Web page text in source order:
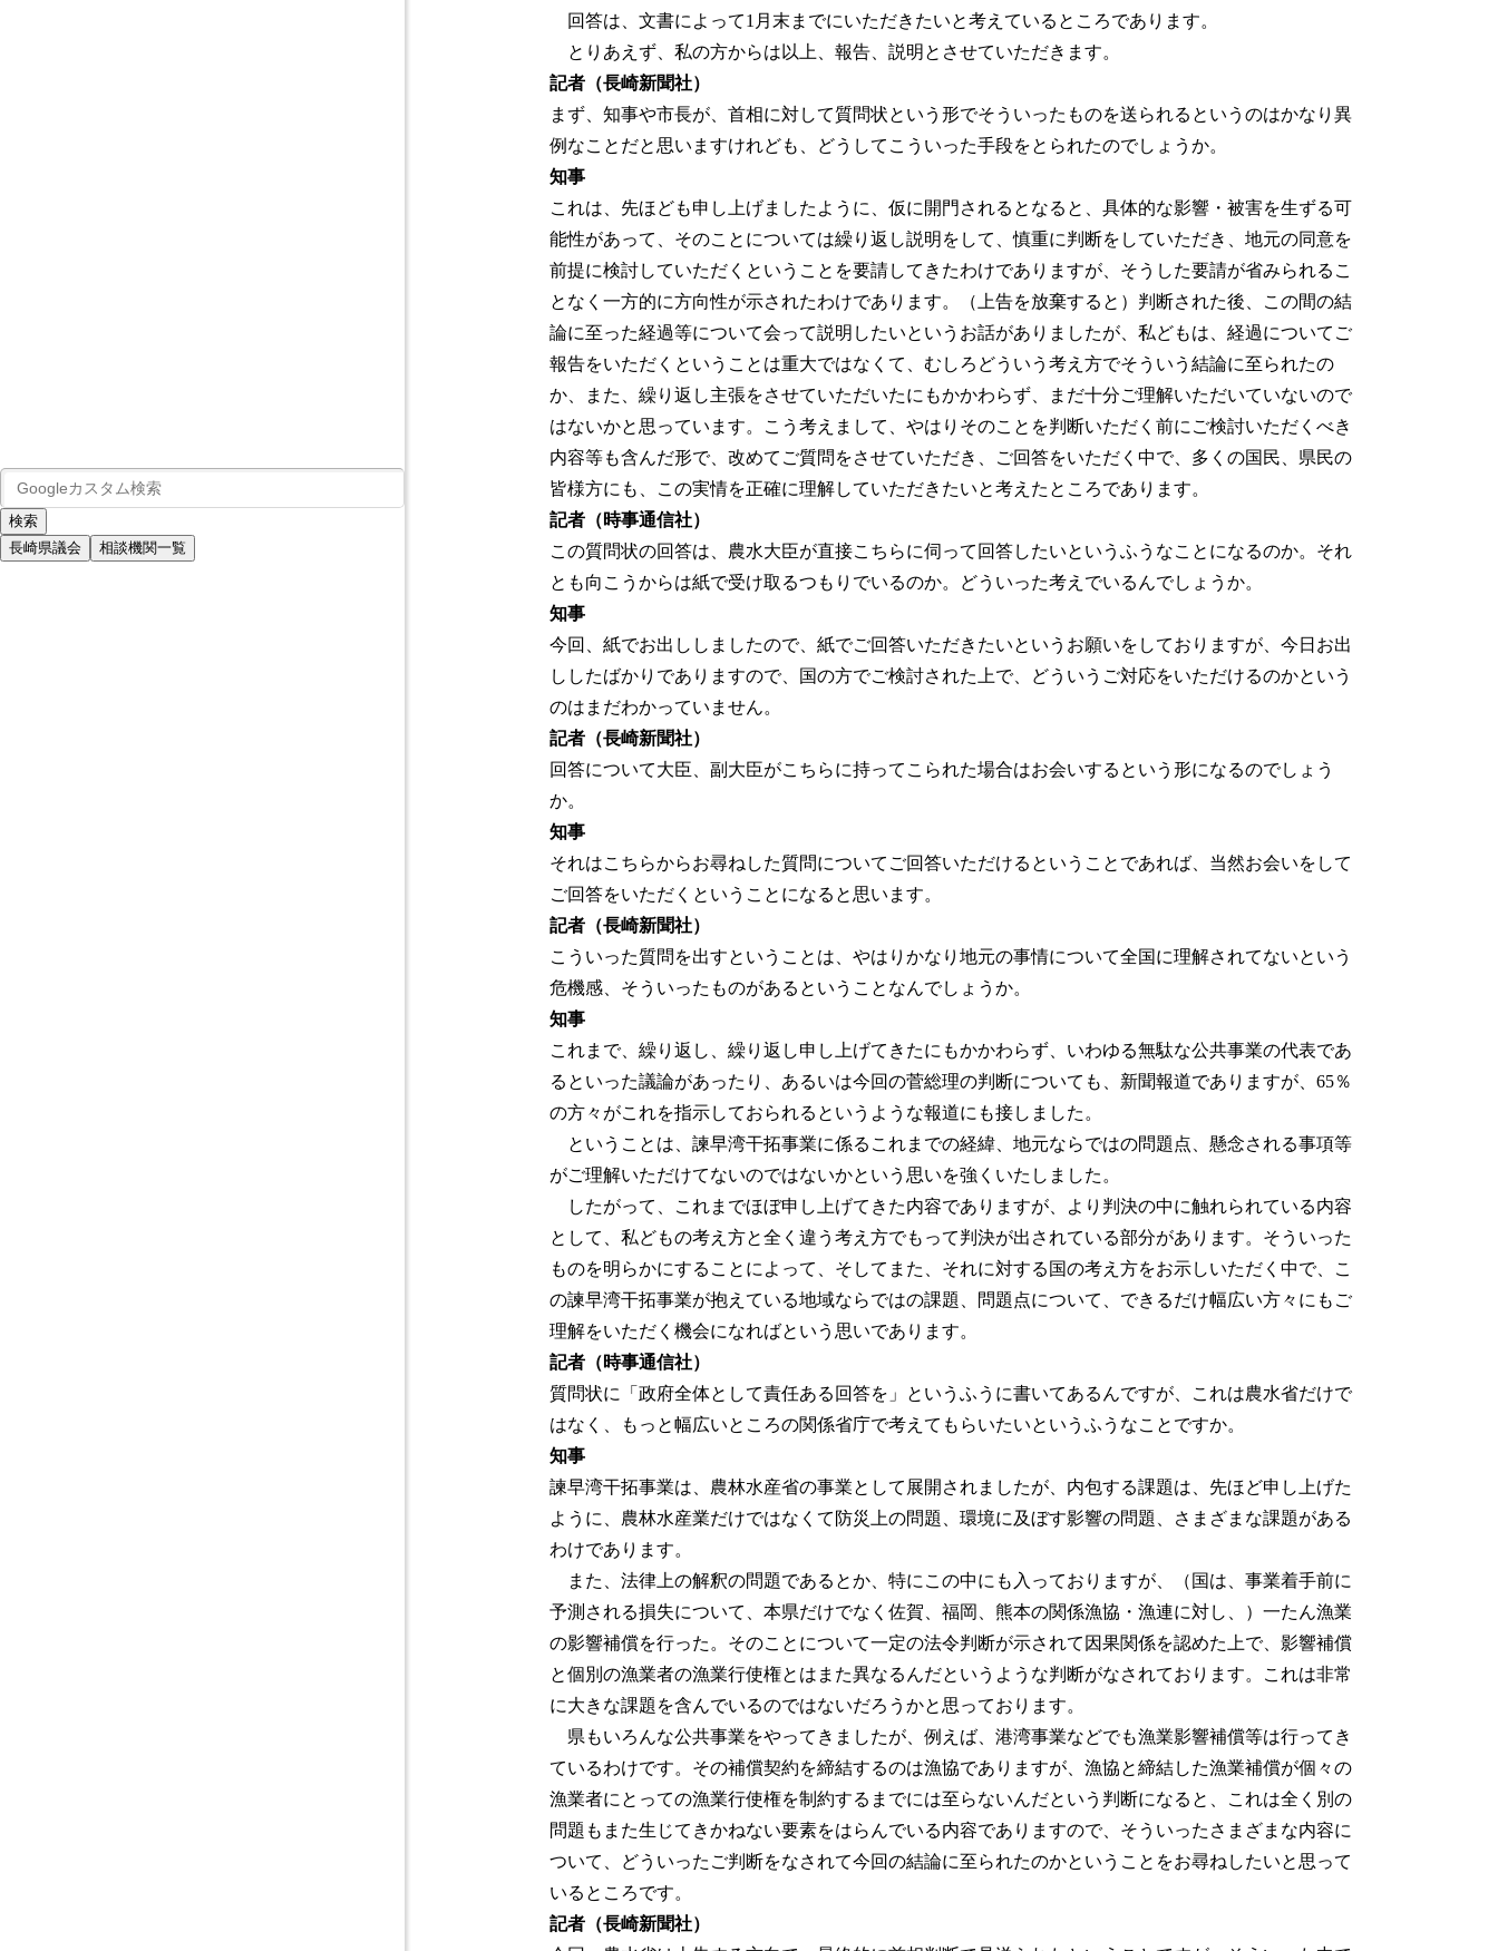
長崎県議会 相談機関一覧
回答は、文書によって1月末までにいただきたいと考えているところであります。
とりあえず、私の方からは以上、報告、説明とさせていただきます。
記者（長崎新聞社）
まず、知事や市長が、首相に対して質問状という形でそういったものを送られるというのはかなり異
例なことだと思いますけれども、どうしてこういった手段をとられたのでしょうか。
知事
これは、先ほども申し上げましたように、仮に開門されるとなると、具体的な影響・被害を生ずる可
能性があって、そのことについては繰り返し説明をして、慎重に判断をしていただき、地元の同意を
前提に検討していただくということを要請してきたわけでありますが、そうした要請が省みられるこ
となく一方的に方向性が示されたわけであります。（上告を放棄すると）判断された後、この間の結
論に至った経過等について会って説明したいというお話がありましたが、私どもは、経過についてご
報告をいただくということは重大ではなくて、むしろどういう考え方でそういう結論に至られたの
か、また、繰り返し主張をさせていただいたにもかかわらず、まだ十分ご理解いただいていないので
はないかと思っています。こう考えまして、やはりそのことを判断いただく前にご検討いただくべき
内容等も含んだ形で、改めてご質問をさせていただき、ご回答をいただく中で、多くの国民、県民の
皆様方にも、この実情を正確に理解していただきたいと考えたところであります。
記者（時事通信社）
この質問状の回答は、農水大臣が直接こちらに伺って回答したいというふうなことになるのか。それ
とも向こうからは紙で受け取るつもりでいるのか。どういった考えでいるんでしょうか。
知事
今回、紙でお出ししましたので、紙でご回答いただきたいというお願いをしておりますが、今日お出
ししたばかりでありますので、国の方でご検討された上で、どういうご対応をいただけるのかという
のはまだわかっていません。
記者（長崎新聞社）
回答について大臣、副大臣がこちらに持ってこられた場合はお会いするという形になるのでしょう
か。
知事
それはこちらからお尋ねした質問についてご回答いただけるということであれば、当然お会いをして
ご回答をいただくということになると思います。
記者（長崎新聞社）
こういった質問を出すということは、やはりかなり地元の事情について全国に理解されてないという
危機感、そういったものがあるということなんでしょうか。
知事
これまで、繰り返し、繰り返し申し上げてきたにもかかわらず、いわゆる無駄な公共事業の代表であ
るといった議論があったり、あるいは今回の菅総理の判断についても、新聞報道でありますが、65％
の方々がこれを指示しておられるというような報道にも接しました。
ということは、諫早湾干拓事業に係るこれまでの経緯、地元ならではの問題点、懸念される事項等
がご理解いただけてないのではないかという思いを強くいたしました。
したがって、これまでほぼ申し上げてきた内容でありますが、より判決の中に触れられている内容
として、私どもの考え方と全く違う考え方でもって判決が出されている部分があります。そういった
ものを明らかにすることによって、そしてまた、それに対する国の考え方をお示しいただく中で、こ
の諫早湾干拓事業が抱えている地域ならではの課題、問題点について、できるだけ幅広い方々にもご
理解をいただく機会になればという思いであります。
記者（時事通信社）
質問状に「政府全体として責任ある回答を」というふうに書いてあるんですが、これは農水省だけで
はなく、もっと幅広いところの関係省庁で考えてもらいたいというふうなことですか。
知事
諫早湾干拓事業は、農林水産省の事業として展開されましたが、内包する課題は、先ほど申し上げた
ように、農林水産業だけではなくて防災上の問題、環境に及ぼす影響の問題、さまざまな課題がある
わけであります。
また、法律上の解釈の問題であるとか、特にこの中にも入っておりますが、（国は、事業着手前に
予測される損失について、本県だけでなく佐賀、福岡、熊本の関係漁協・漁連に対し、）一たん漁業
の影響補償を行った。そのことについて一定の法令判断が示されて因果関係を認めた上で、影響補償
と個別の漁業者の漁業行使権とはまた異なるんだというような判断がなされております。これは非常
に大きな課題を含んでいるのではないだろうかと思っております。
県もいろんな公共事業をやってきましたが、例えば、港湾事業などでも漁業影響補償等は行ってき
ているわけです。その補償契約を締結するのは漁協でありますが、漁協と締結した漁業補償が個々の
漁業者にとっての漁業行使権を制約するまでには至らないんだという判断になると、これは全く別の
問題もまた生じてきかねない要素をはらんでいる内容でありますので、そういったさまざまな内容に
ついて、どういったご判断をなされて今回の結論に至られたのかということをお尋ねしたいと思って
いるところです。
記者（長崎新聞社）